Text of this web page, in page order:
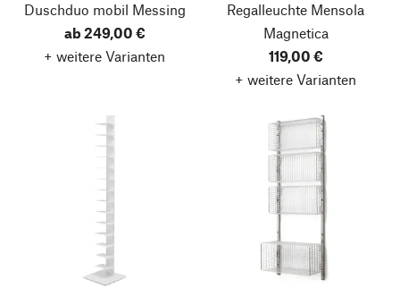
Duschduo mobil Messing
ab 249,00 €
+ weitere Varianten
Regalleuchte Mensola
Magnetica
119,00 €
+ weitere Varianten